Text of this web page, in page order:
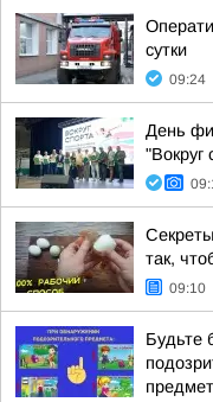
сутки
09:24
День
"Вокруг
так,
09:10
Будьте